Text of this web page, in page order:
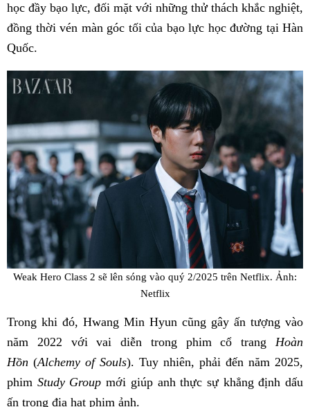
học đầy bạo lực, đối mặt với những thử thách khắc nghiệt,
đồng thời vén màn góc tối của bạo lực học đường tại Hàn
Quốc.
Weak Hero Class 2 sẽ lên sóng vào quý 2/2025 trên Netflix. Ảnh:
Netflix
Trong khi đó, Hwang Min Hyun cũng gây ấn tượng vào
năm 2022 với vai diễn trong phim cổ trang Hoàn
Hồn (Alchemy of Souls). Tuy nhiên, phải đến năm 2025,
phim Study Group mới giúp anh thực sự khẳng định dấu
ấn trong địa hạt phim ảnh.